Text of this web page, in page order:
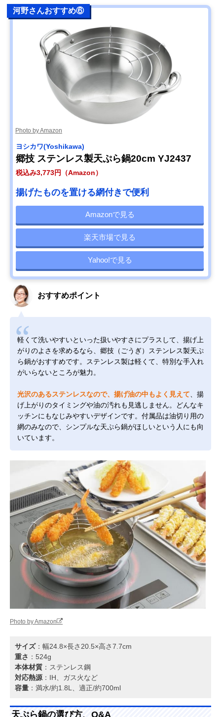
河野さんおすすめ⑥
Photo by Amazon
ヨシカワ(Yoshikawa)
郷技 ステンレス製天ぷら鍋20cm YJ2437
税込み3,773円（Amazon）
揚げたものを置ける網付きで便利
Amazonで見る
楽天市場で見る
Yahoo!で見る
おすすめポイント
軽くて洗いやすいといった扱いやすさにプラスして、揚げ上
がりのよさを求めるなら、郷技（ごうぎ）ステンレス製天ぷ
ら鍋がおすすめです。ステンレス製は軽くて、特別な手入れ
がいらないところが魅力。
光沢のあるステンレスなので、揚げ油の中もよく見えて 、揚
げ上がりのタイミングや油の汚れも見逃しません。どんなキ
ッチンにもなじみやすいデザインです。付属品は油切り用の
網のみなので、シンプルな天ぷら鍋がほしいという人にも向
いています。
Photo by Amazon
サイズ：幅24.8×長さ20.5×高さ7.7cm
重さ ：524g
本体材質 ：ステンレス鋼
対応熱源 ：IH、ガス火など
容量 ：満水/約1.8L、適正/約700ml
天ぷら鍋の選び方、Q&A